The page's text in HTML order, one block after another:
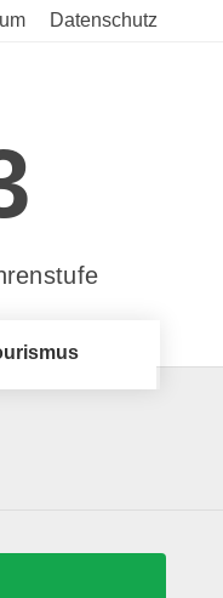
Datenschutz